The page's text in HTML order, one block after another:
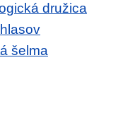
družica
šelma